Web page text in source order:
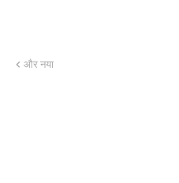
और नया